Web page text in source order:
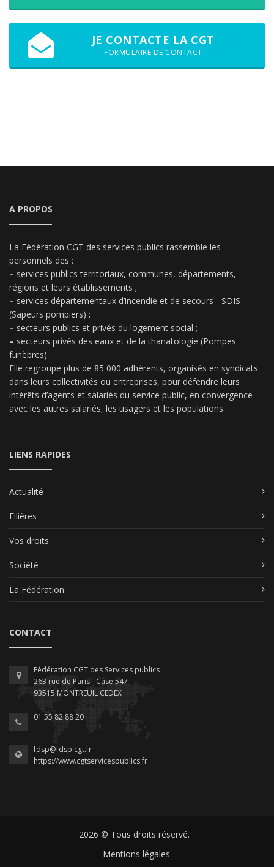
JE CONTACTE LA CGT
FORMULAIRE DE CONTACT
A PROPOS
La Fédération CGT des services publics rassemble les
personnels des :
– services publics territoriaux, communes, départements,
régions et leurs établissements ;
– services départementaux d’incendie et de secours - SDIS
(Sapeurs pompiers) ;
– secteurs publics et privés du logement social ;
– secteurs privés des eaux et de la thanatologie (Pompes
funèbres)
Elle regroupe plus de 85 000 adhérents, organisés en syndicats
dans leurs collectivités ou entreprises, pour défendre leurs
intérêts d’agents et salariés du service public, en convergence
avec les autres salariés, les usagers et les populations.
LIENS RAPIDES
Actualité
Filières
Vos droits
Société
La Fédération
CONTACT
Fédération CGT des Services publics
263 rue de Paris - Case 547
93515 MONTREUIL CEDEX
01 55 82 88 20
fdsp@fdsp.cgt.fr
https://www.cgtservicespublics.fr
2026 © Tous droits réservé.
Mentions légales.